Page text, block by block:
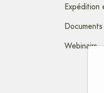
Expédition
Webinairs